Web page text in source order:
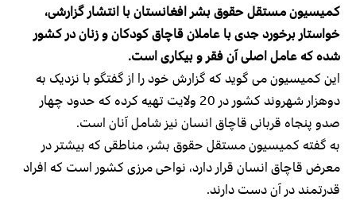
کمیسیون مستقل حقوق بشر افغانستان با انتشار گزارشی،
خواستار برخورد جدی با عاملان قاچاق کودکان و زنان در کشور
شده که عامل اصلی آن فقر و بیکاری است.
این کمیسیون می گوید که گزارش خود را از گفتگو با نزدیک به
دوهزار شهروند کشور در 20 ولایت تهیه کرده که حدود چهار
صدو پنجاه قربانی قاچاق انسان نیز شامل آنان است.
به گفته کمیسیون مستقل حقوق بشر، مناطقی که بیشتر در
معرض قاچاق انسان قرار دارد، نواحی مرزی کشور است که افراد
قدرتمند در آن دست دارند.